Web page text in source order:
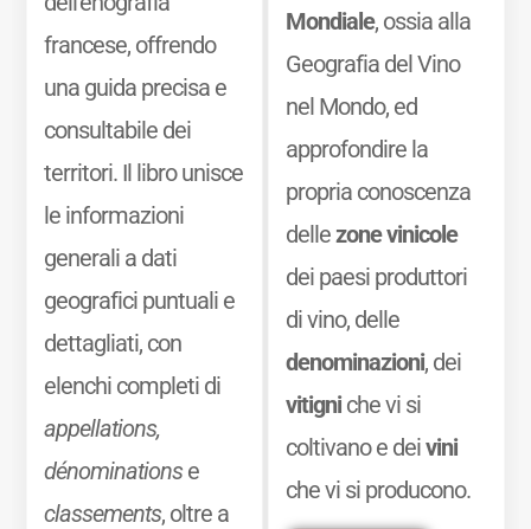
francese, offrendo
una guida precisa e
consultabile dei
territori. Il libro unisce
le informazioni
generali a dati
geografici puntuali e
dettagliati, con
elenchi completi di
appellations,
dénominationse
classements, oltre a
Mondiale, ossia alla
Geografia del Vino
nel Mondo, ed
approfondire la
propria conoscenza
dellezone vinicole
dei paesi produttori
di vino, delle
denominazioni, dei
vitigniche vi si
coltivano e deivini
che vi si producono.